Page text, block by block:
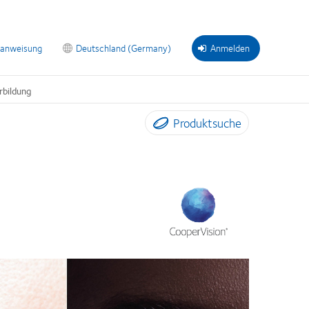
Anmelden
Deutschland (Germany)
Produktsuche